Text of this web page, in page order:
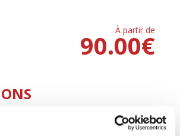
À partir de
€
90.00
AUTOMATIQUE